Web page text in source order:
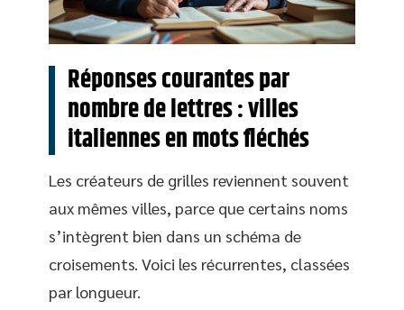
Réponses courantes par
nombre de lettres : villes
italiennes en mots fléchés
Les créateurs de grilles reviennent souvent
aux mêmes villes, parce que certains noms
s’intègrent bien dans un schéma de
croisements. Voici les récurrentes, classées
par longueur.